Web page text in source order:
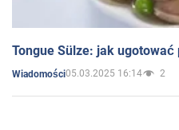
Tongue Sülze: jak
Wiadomości05.03.2025 16:14 2